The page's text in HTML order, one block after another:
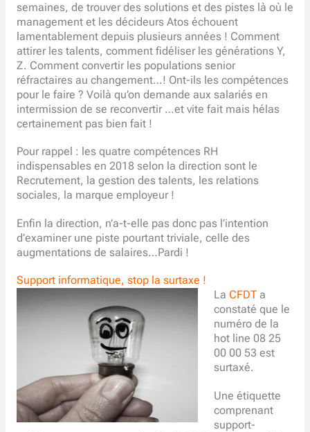
semaines, de trouver des solutions et des pistes là où le
management et les décideurs Atos échouent
lamentablement depuis plusieurs années ! Comment
attirer les talents, comment fidéliser les générations Y,
Z. Comment convertir les populations senior
réfractaires au changement…! Ont-ils les compétences
pour le faire ? Voilà qu’on demande aux salariés en
intermission de se reconvertir …et vite fait mais hélas
certainement pas bien fait !
Pour rappel : les quatre compétences RH
indispensables en 2018 selon la direction sont le
Recrutement, la gestion des talents, les relations
sociales, la marque employeur !
Enfin la direction, n’a-t-elle pas donc pas l’intention
d’examiner une piste pourtant triviale, celle des
augmentations de salaires…Pardi !
Support informatique, stop la surtaxe !
La CFDT a
constaté que le
numéro de la
hot line 08 25
00 00 53 est
surtaxé.
Une étiquette
comprenant
support-